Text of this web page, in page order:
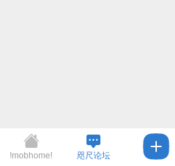
!mobhome! 咫尺论坛